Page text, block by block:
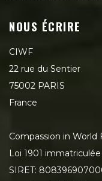
NOUS ÉCRIRE
CIWF
22 rue du Sentier
75002 PARIS
France
Compassion in World
Loi 1901
SIRET: